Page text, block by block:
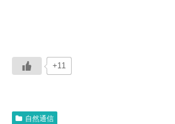
+11
自然通信